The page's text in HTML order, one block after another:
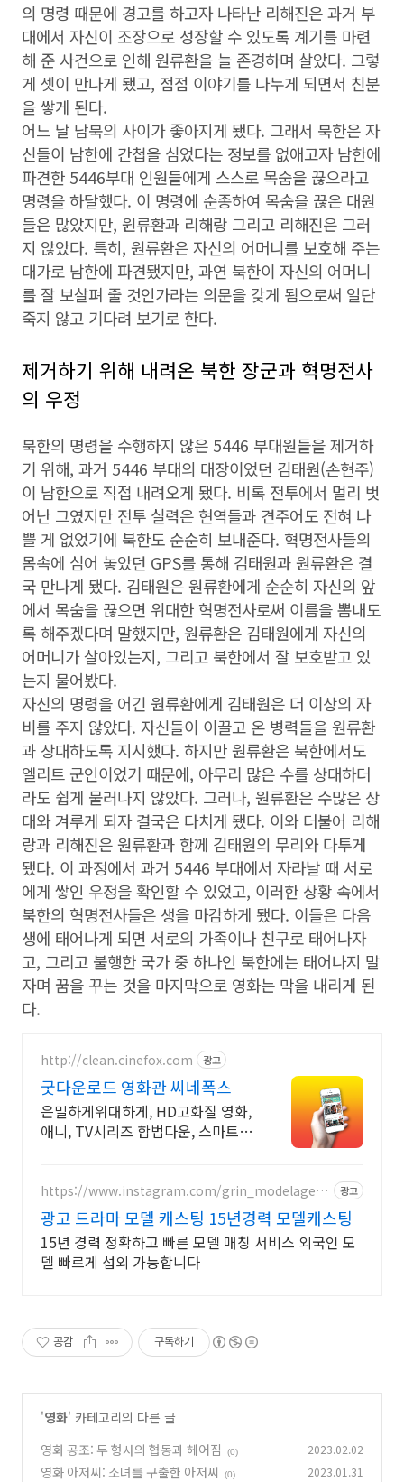
의 명령 때문에 경고를 하고자 나타난 리해진은 과거 부
대에서 자신이 조장으로 성장할 수 있도록 계기를 마련
해 준 사건으로 인해 원류환을 늘 존경하며 살았다. 그렇
게 셋이 만나게 됐고, 점점 이야기를 나누게 되면서 친분
을 쌓게 된다.
어느 날 남북의 사이가 좋아지게 됐다. 그래서 북한은 자
신들이 남한에 간첩을 심었다는 정보를 없애고자 남한에
파견한 5446부대 인원들에게 스스로 목숨을 끊으라고
명령을 하달했다. 이 명령에 순종하여 목숨을 끊은 대원
들은 많았지만, 원류환과 리해랑 그리고 리해진은 그러
지 않았다. 특히, 원류환은 자신의 어머니를 보호해 주는
대가로 남한에 파견됐지만, 과연 북한이 자신의 어머니
를 잘 보살펴 줄 것인가라는 의문을 갖게 됨으로써 일단
죽지 않고 기다려 보기로 한다.
제거하기 위해 내려온 북한 장군과 혁명전사
의 우정
북한의 명령을 수행하지 않은 5446 부대원들을 제거하
기 위해, 과거 5446 부대의 대장이었던 김태원(손현주)
이 남한으로 직접 내려오게 됐다. 비록 전투에서 멀리 벗
어난 그였지만 전투 실력은 현역들과 견주어도 전혀 나
쁠 게 없었기에 북한도 순순히 보내준다. 혁명전사들의
몸속에 심어 놓았던 GPS를 통해 김태원과 원류환은 결
국 만나게 됐다. 김태원은 원류환에게 순순히 자신의 앞
에서 목숨을 끊으면 위대한 혁명전사로써 이름을 뽐내도
록 해주겠다며 말했지만, 원류환은 김태원에게 자신의
어머니가 살아있는지, 그리고 북한에서 잘 보호받고 있
는지 물어봤다.
자신의 명령을 어긴 원류환에게 김태원은 더 이상의 자
비를 주지 않았다. 자신들이 이끌고 온 병력들을 원류환
과 상대하도록 지시했다. 하지만 원류환은 북한에서도
엘리트 군인이었기 때문에, 아무리 많은 수를 상대하더
라도 쉽게 물러나지 않았다. 그러나, 원류환은 수많은 상
대와 겨루게 되자 결국은 다치게 됐다. 이와 더불어 리해
랑과 리해진은 원류환과 함께 김태원의 무리와 다투게
됐다. 이 과정에서 과거 5446 부대에서 자라날 때 서로
에게 쌓인 우정을 확인할 수 있었고, 이러한 상황 속에서
북한의 혁명전사들은 생을 마감하게 됐다. 이들은 다음
생에 태어나게 되면 서로의 가족이나 친구로 태어나자
고, 그리고 불행한 국가 중 하나인 북한에는 태어나지 말
자며 꿈을 꾸는 것을 마지막으로 영화는 막을 내리게 된
다.
http://clean.cinefox.com 광고
굿다운로드 영화관 씨네폭스
은밀하게위대하게, HD고화질 영화,
애니, TV시리즈 합법다운, 스마트폰
https://www.instagram.com/grin_modelagenc
광고
광고 드라마 모델 캐스팅 15년경력 모델캐스팅
15년 경력 정확하고 빠른 모델 매칭 서비스 외국인 모
델 빠르게 섭외 가능합니다
공감 구독하기
'영화' 카테고리의 다른 글
영화 공조: 두 형사의 협동과 헤어짐
(0) 2023.02.02
영화 아저씨: 소녀를 구출한 아저씨 (0) 2023.01.31